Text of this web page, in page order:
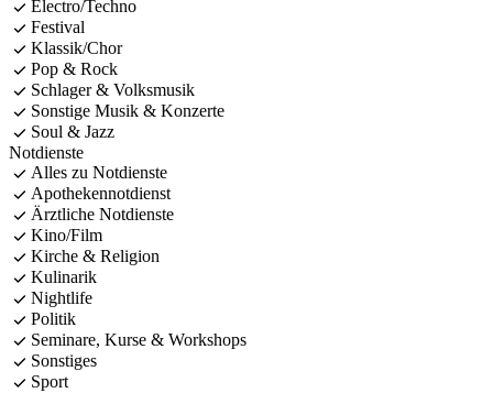
Electro/Techno
Festival
Klassik/Chor
Pop & Rock
Schlager & Volksmusik
Sonstige Musik & Konzerte
Soul & Jazz
Notdienste
Alles zu Notdienste
Apothekennotdienst
Ärztliche Notdienste
Kino/Film
Kirche & Religion
Kulinarik
Nightlife
Politik
Seminare, Kurse & Workshops
Sonstiges
Sport